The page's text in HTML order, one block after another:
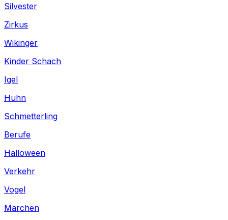
Silvester
Zirkus
Wikinger
Kinder Schach
Igel
Huhn
Schmetterling
Berufe
Halloween
Verkehr
Vogel
Märchen